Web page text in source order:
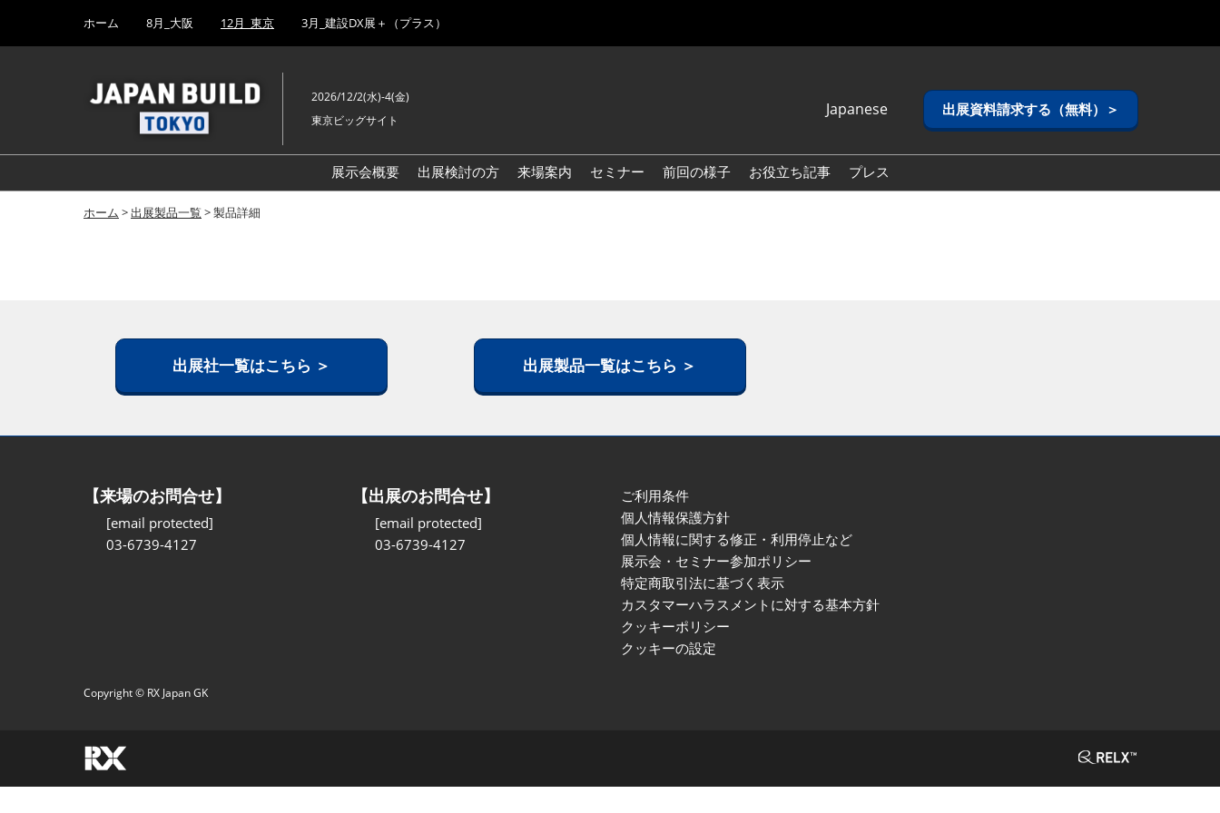
キ
し
to
ホーム 8月_大阪 12月_東京 3月_建設DX展＋（プラス）
2026/12/2(水)-4(金)
東京ビッグサイト
Japanese
English
Korean (Naver
出展資料請求する（無料）＞
展示会概要 出展検討の方 来場案内 セミナー 前回の様子 お役立ち記事 プレス
ホーム >出展製品一覧 > 製品詳細
出展社一覧はこちら ＞ 出展製品一覧はこちら ＞
【来場のお問合せ】
[email protected]
03-6739-4127
【出展のお問合せ】
[email protected]
03-6739-4127
ご利用条件
個人情報保護方針
個人情報に関する修正・利用停止など
展示会・セミナー参加ポリシー
特定商取引法に基づく表示
カスタマーハラスメントに対する基本方針
クッキーポリシー
クッキーの設定
Copyright © RX Japan GK